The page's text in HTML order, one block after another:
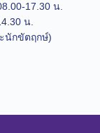
17.30 น.
น.
นักขัตฤกษ์)